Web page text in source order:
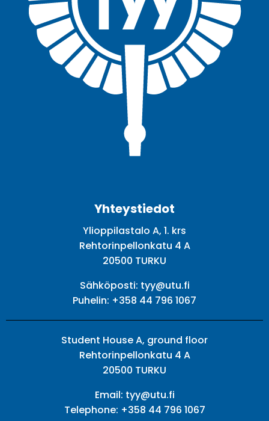
Yhteystiedot
Ylioppilastalo A, 1. krs
Rehtorinpellonkatu 4 A
20500 TURKU
Sähköposti: tyy@utu.fi
Puhelin: +358 44 796 1067
Student House A, ground floor
Rehtorinpellonkatu 4 A
20500 TURKU
Email: tyy@utu.fi
Telephone: +358 44 796 1067